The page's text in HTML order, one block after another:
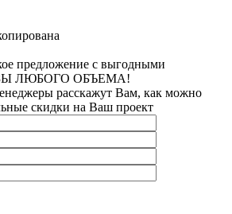
предложение с выгодными
ЛЮБОГО ОБЪЕМА!
расскажут Вам, как можно
скидки на Ваш проект